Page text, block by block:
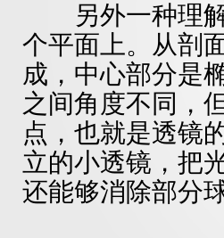
另外一种理解
个平面上。从剖
成，中心部分是
之间角度不同，
点，也就是透镜
立的小透镜，把
还能够消除部分